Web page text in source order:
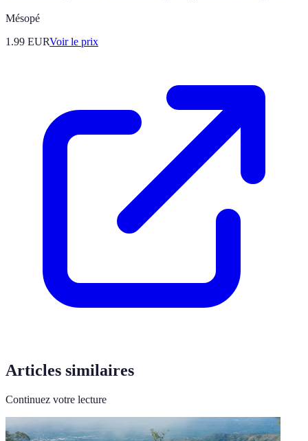
Mésopé
1.99 EURVoir le prix
Articles similaires
Continuez votre lecture